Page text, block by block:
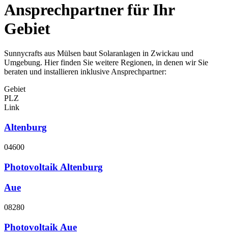
Ansprechpartner für Ihr
Gebiet
Sunnycrafts aus Mülsen baut Solaranlagen in Zwickau und
Umgebung. Hier finden Sie weitere Regionen, in denen wir Sie
beraten und installieren inklusive Ansprechpartner:
Gebiet
PLZ
Link
Altenburg
04600
Photovoltaik Altenburg
Aue
08280
Photovoltaik Aue